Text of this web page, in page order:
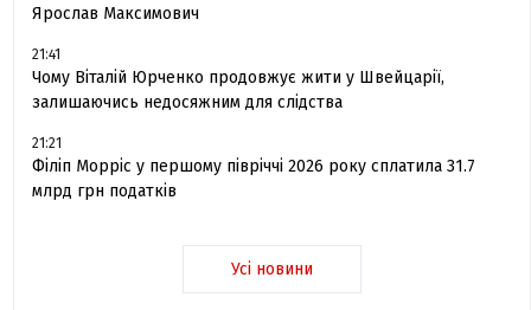
Ярослав Максимович
21:41
Чому Віталій Юрченко продовжує жити у Швейцарії,
залишаючись недосяжним для слідства
21:21
Філіп Морріс у першому півріччі 2026 року сплатила 31.7
млрд грн податків
Усі новини